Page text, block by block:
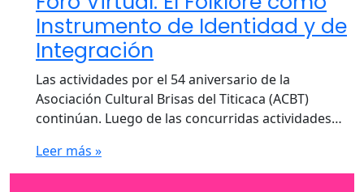
Instrumento de Identidad y de
Integración
Las actividades por el 54 aniversario de la
Asociación Cultural Brisas del Titicaca (ACBT)
continúan. Luego de las concurridas actividades…
Leer más »